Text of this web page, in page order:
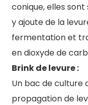
conique, elles
y ajoute de la
fermentation et
en dioxyde de
Brink de levure :
Un bac de culture
propagation de